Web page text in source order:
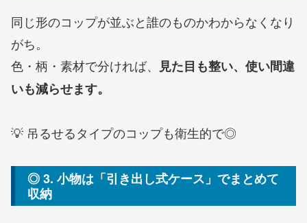
同じ形のコップが並ぶと誰のものかわからなくなり
がち。
色・柄・素材で分ければ、
見た目も整い、使い間違
いも減らせます。
💡 吊るせるタイプのコップも衛生的で◎
◎ 3. 小物は「引き出し式ケース」でまとめて
収納